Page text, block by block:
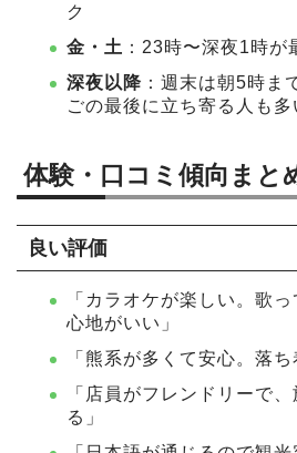
ク
金・土 ：23時〜深夜1時が
深夜以降 ：週末は朝5時ま
ごの最後に立ち寄る人も多
体験・口コミ傾向まと
良い評価
「カラオケが楽しい。歌
心地がいい」
「熊系が多くて安心。落
「店員がフレンドリーで
る」